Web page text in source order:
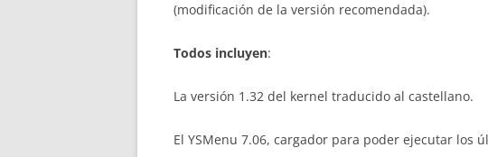
(modificación de la versión recomendada).
Todos incluyen:
La versión 1.32 del kernel traducido al castellano.
El YSMenu 7.06, cargador para poder ejecutar los